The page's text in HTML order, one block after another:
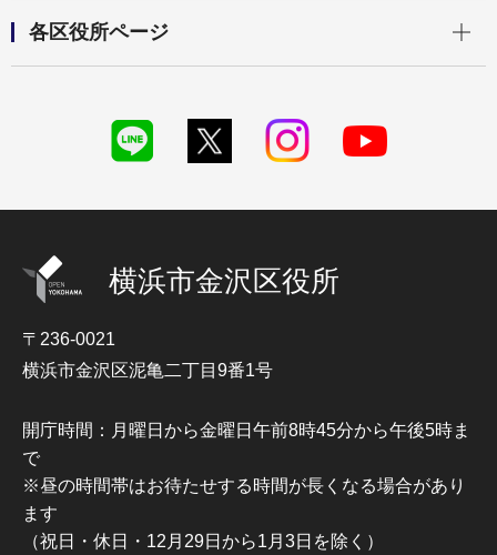
各区役所ページ
横浜市金沢区役所
〒236-0021
横浜市金沢区泥亀二丁目9番1号
開庁時間：月曜日から金曜日午前8時45分から午後5時ま
で
※昼の時間帯はお待たせする時間が長くなる場合があり
ます
（祝日・休日・12月29日から1月3日を除く）